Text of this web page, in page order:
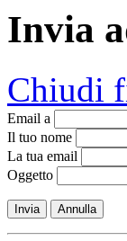
Invia
Chiudi
Email a
Il tuo nome
La tua email
Oggetto
Invia Annulla